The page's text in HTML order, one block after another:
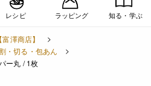
レシピ ラッピング 知る・学ぶ
澤商店】
・切る・包あん
ー丸 / 1枚